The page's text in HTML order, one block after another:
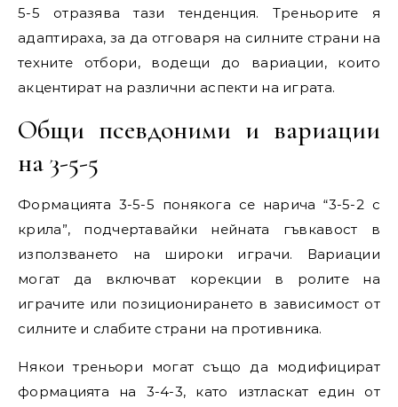
5-5 отразява тази тенденция. Треньорите я
адаптираха, за да отговаря на силните страни на
техните отбори, водещи до вариации, които
акцентират на различни аспекти на играта.
Общи псевдоними и вариации
на 3-5-5
Формацията 3-5-5 понякога се нарича “3-5-2 с
крила”, подчертавайки нейната гъвкавост в
използването на широки играчи. Вариации
могат да включват корекции в ролите на
играчите или позиционирането в зависимост от
силните и слабите страни на противника.
Някои треньори могат също да модифицират
формацията на 3-4-3, като изтласкат един от